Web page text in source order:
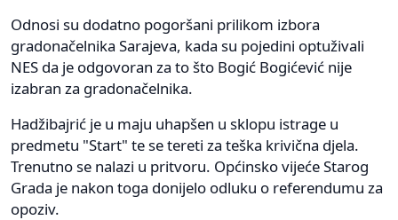
Odnosi su dodatno pogoršani prilikom izbora
gradonačelnika Sarajeva, kada su pojedini optuživali
NES da je odgovoran za to što Bogić Bogićević nije
izabran za gradonačelnika.
Hadžibajrić je u maju uhapšen u sklopu istrage u
predmetu "Start" te se tereti za teška krivična djela.
Trenutno se nalazi u pritvoru. Općinsko vijeće Starog
Grada je nakon toga donijelo odluku o referendumu za
opoziv.